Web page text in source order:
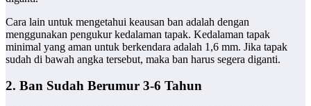
Cara lain untuk mengetahui keausan ban adalah dengan
menggunakan pengukur kedalaman tapak. Kedalaman tapak
minimal yang aman untuk berkendara adalah 1,6 mm. Jika tapak
sudah di bawah angka tersebut, maka ban harus segera diganti.
2. Ban Sudah Berumur 3-6 Tahun